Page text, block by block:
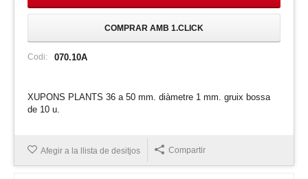
COMPRAR AMB 1.CLICK
Codi: 070.10A
XUPONS PLANTS 36 a 50 mm. diàmetre 1 mm. gruix bossa
de 10 u.
Afegir a la llista de desitjos Compartir